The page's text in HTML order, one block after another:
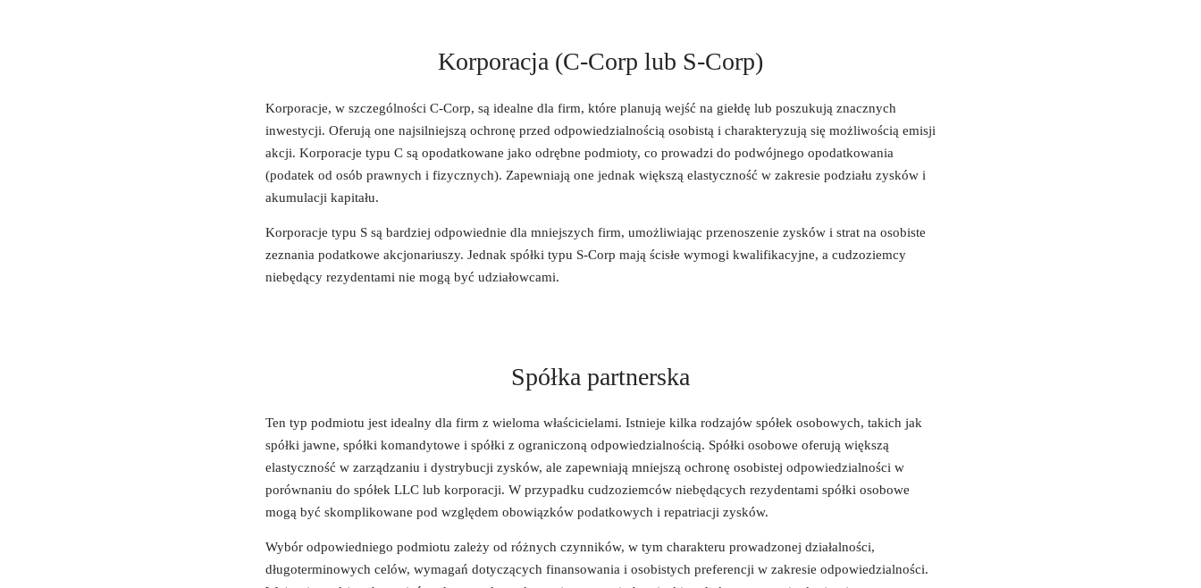
Korporacja (C-Corp lub S-Corp)
Korporacje, w szczególności C-Corp, są idealne dla firm, które planują wejść na giełdę lub poszukują znacznych
inwestycji. Oferują one najsilniejszą ochronę przed odpowiedzialnością osobistą i charakteryzują się możliwością emisji
akcji. Korporacje typu C są opodatkowane jako odrębne podmioty, co prowadzi do podwójnego opodatkowania
(podatek od osób prawnych i fizycznych). Zapewniają one jednak większą elastyczność w zakresie podziału zysków i
akumulacji kapitału.
Korporacje typu S są bardziej odpowiednie dla mniejszych firm, umożliwiając przenoszenie zysków i strat na osobiste
zeznania podatkowe akcjonariuszy. Jednak spółki typu S-Corp mają ścisłe wymogi kwalifikacyjne, a cudzoziemcy
niebędący rezydentami nie mogą być udziałowcami.
Spółka partnerska
Ten typ podmiotu jest idealny dla firm z wieloma właścicielami. Istnieje kilka rodzajów spółek osobowych, takich jak
spółki jawne, spółki komandytowe i spółki z ograniczoną odpowiedzialnością. Spółki osobowe oferują większą
elastyczność w zarządzaniu i dystrybucji zysków, ale zapewniają mniejszą ochronę osobistej odpowiedzialności w
porównaniu do spółek LLC lub korporacji. W przypadku cudzoziemców niebędących rezydentami spółki osobowe
mogą być skomplikowane pod względem obowiązków podatkowych i repatriacji zysków.
Wybór odpowiedniego podmiotu zależy od różnych czynników, w tym charakteru prowadzonej działalności,
długoterminowych celów, wymagań dotyczących finansowania i osobistych preferencji w zakresie odpowiedzialności.